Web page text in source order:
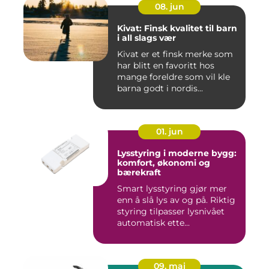
08. jun
Kivat: Finsk kvalitet til barn
i all slags vær
Kivat er et finsk merke som
har blitt en favoritt hos
mange foreldre som vil kle
barna godt i nordis...
01. jun
Lysstyring i moderne bygg:
komfort, økonomi og
bærekraft
Smart lysstyring gjør mer
enn å slå lys av og på. Riktig
styring tilpasser lysnivået
automatisk ette...
09. mai